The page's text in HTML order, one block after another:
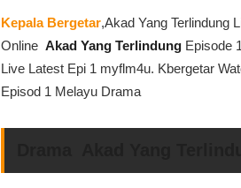
Kepala Bergetar,Akad Yang Terlindung
Online Akad Yang Terlindung Episode
Live Latest Epi 1 myflm4u. Kbergetar
Episod 1 Melayu Drama